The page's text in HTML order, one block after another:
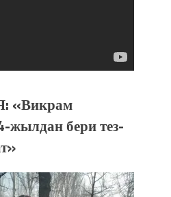
«Викрам
бери тез-